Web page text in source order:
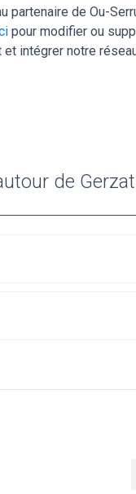
partenaire de Ou-
pour modifier ou
intégrer notre
de Gerzat